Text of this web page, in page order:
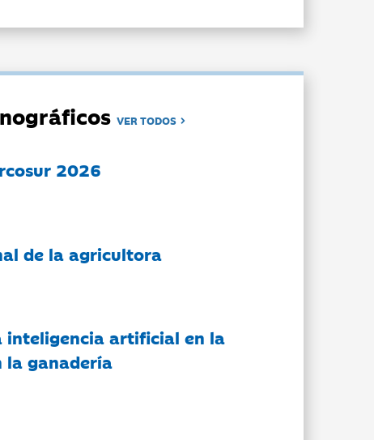
VER TODOS
2026
de la agricultora
inteligencia artificial en la
ganadería